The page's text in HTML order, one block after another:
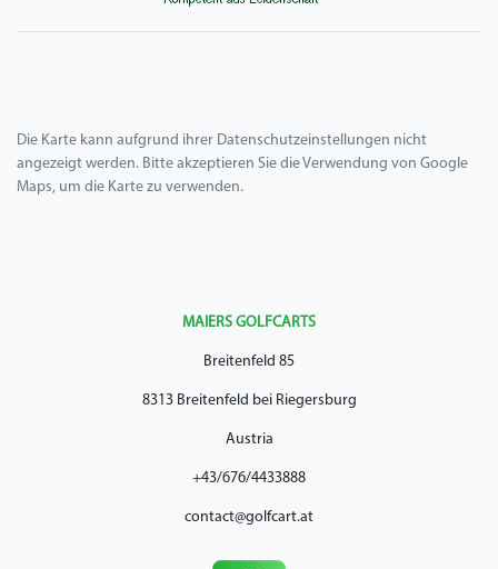
Die Karte kann aufgrund ihrer Datenschutzeinstellungen nicht
angezeigt werden. Bitte akzeptieren Sie die Verwendung von Google
Maps, um die Karte zu verwenden.
MAIERS GOLFCARTS
Breitenfeld 85
8313 Breitenfeld bei Riegersburg
Austria
+43/676/4433888
contact@golfcart.at